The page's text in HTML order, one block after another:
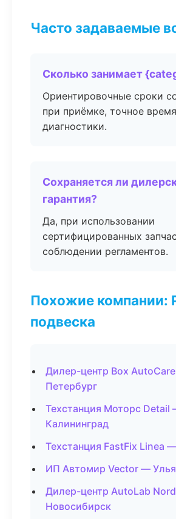
Часто задаваемые
Сколько занимает
Ориентировочные сроки
при приёмке, точное
диагностики.
Сохраняется ли
гарантия?
Да, при использовании
сертифицированных
соблюдении регламентов.
Похожие компании:
подвеска
Дилер-центр Box
Петербург
Техстанция Моторс Detail
Калининград
Техстанция FastFix Linea
ИП Автомир Vector —
Дилер-центр AutoLab
Новосибирск